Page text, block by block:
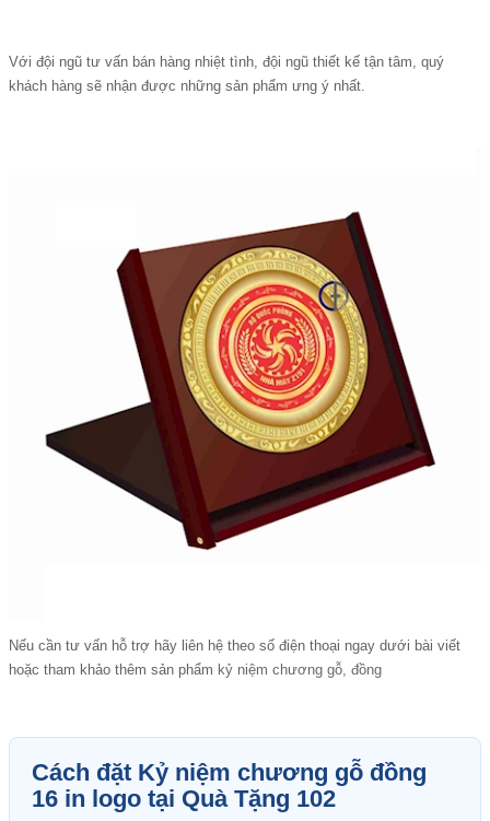
Với đội ngũ tư vấn bán hàng nhiệt tình, đội ngũ thiết kế tận tâm, quý
khách hàng sẽ nhận được những sản phẩm ưng ý nhất.
Nếu cần tư vấn hỗ trợ hãy liên hệ theo số điện thoại ngay dưới bài viết
hoặc tham khảo thêm sản phẩm kỷ niệm chương gỗ, đồng
Cách đặt Kỷ niệm chương gỗ đồng
16 in logo tại Quà Tặng 102